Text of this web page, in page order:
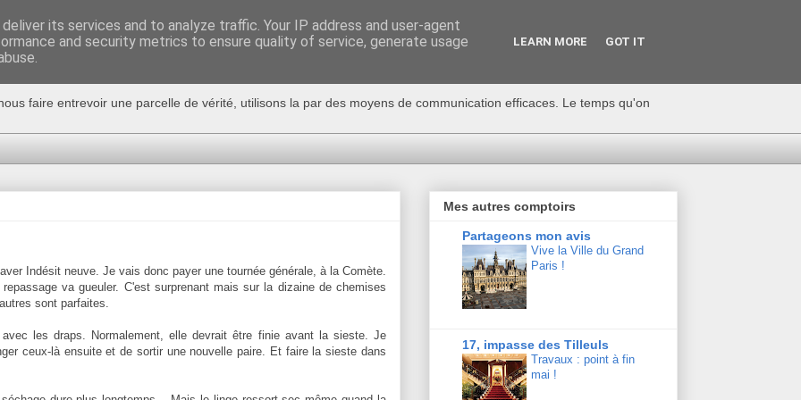
faire entrevoir une parcelle de vérité, utilisons la par des moyens de communication efficaces. Le temps qu'on
Indésit neuve. Je vais donc payer une tournée générale, à la Comète.
va gueuler. C'est surprenant mais sur la dizaine de chemises
sont parfaites.
les draps. Normalement, elle devrait être finie avant la sieste. Je
ceux-là ensuite et de sortir une nouvelle paire. Et faire la sieste dans
Mes autres comptoirs
Partageons mon avis
Vive la Ville du Grand
Paris !
17, impasse des Tilleuls
Travaux : point à fin
mai !
its services and to analyze traffic. Your IP address and user-agent
and security metrics to ensure quality of service, generate usage
LEARN MORE GOT IT